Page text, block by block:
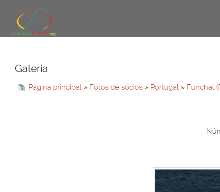
Galeria
Página principal » Fotos de sócios » Portugal » Funchal